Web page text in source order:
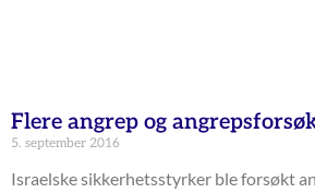
Flere angrep og
5. september 2016
Israelske sikkerhetsstyrker ble forsøkt